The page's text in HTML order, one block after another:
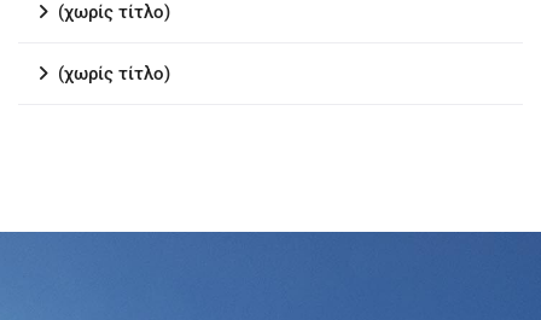
(χωρίς τίτλο)
(χωρίς τίτλο)